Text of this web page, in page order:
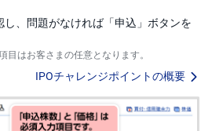
、問題がなければ「申込」ボタンを
目はお客さまの任意となります。
IPOチャレンジポイントの概要